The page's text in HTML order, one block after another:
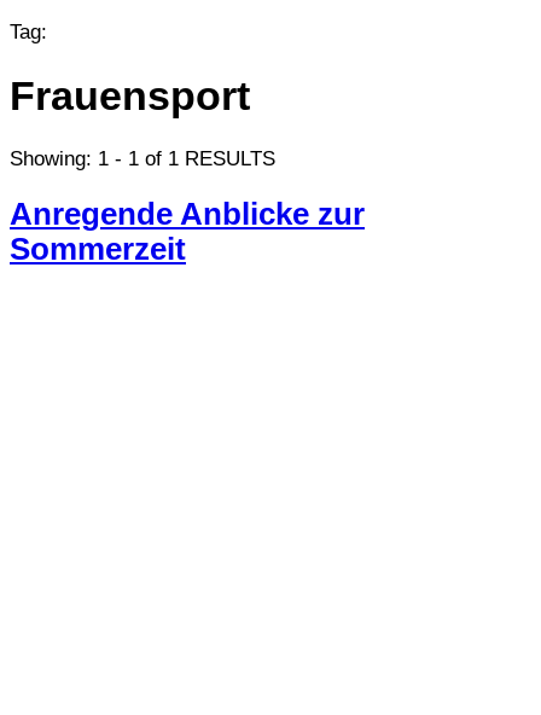
Tag:
Frauensport
Showing: 1 - 1 of 1 RESULTS
Anregende Anblicke zur
Sommerzeit